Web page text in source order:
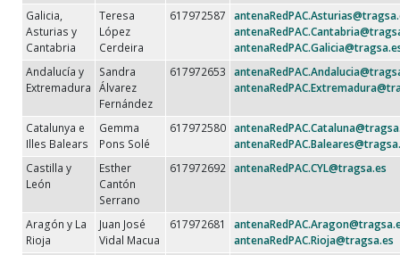
Galicia,
Asturias y
Cantabria
Teresa
López
Cerdeira
617972587
Andalucía y
Extremadura
Sandra
Álvarez
Fernández
617972653
Catalunya e
Illes Balears
Gemma
Pons Solé
617972580
Castilla y
León
Esther
Cantón
Serrano
617972692 antenaRedPAC.CYL@tragsa.es
Aragón y La
Rioja
Juan José
Vidal Macua
617972681
antenaRedPAC.Rioja@tragsa.es